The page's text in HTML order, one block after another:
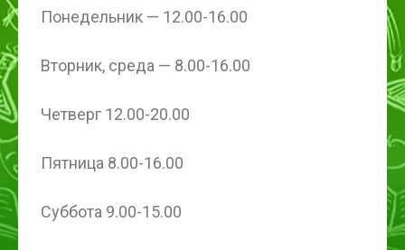
Понедельник — 12.00-16.00
Вторник, среда — 8.00-16.00
Четверг 12.00-20.00
Пятница 8.00-16.00
Суббота 9.00-15.00